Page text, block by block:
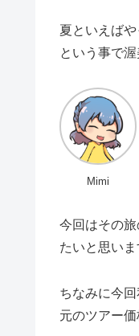
夏といえば
という事で
Mimi
今回はその
たいと思いま
ちなみに今
元のツアー